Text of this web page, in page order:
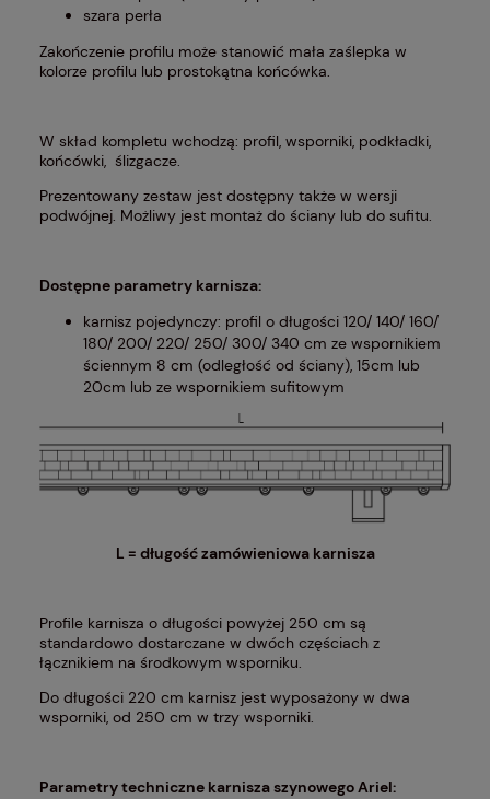
szara perła
Zakończenie profilu może stanowić mała zaślepka w
kolorze profilu lub prostokątna końcówka.
W skład kompletu wchodzą: profil, wsporniki, podkładki,
końcówki, ślizgacze.
Prezentowany zestaw jest dostępny także w wersji
podwójnej. Możliwy jest montaż do ściany lub do sufitu.
Dostępne parametry karnisza:
karnisz pojedynczy: profil o długości 120/ 140/ 160/
180/ 200/ 220/ 250/ 300/ 340 cm ze wspornikiem
ściennym 8 cm (odległość od ściany), 15cm lub
20cm lub ze wspornikiem sufitowym
L = długość zamówieniowa karnisza
Profile karnisza o długości powyżej 250 cm są
standardowo dostarczane w dwóch częściach z
łącznikiem na środkowym wsporniku.
Do długości 220 cm karnisz jest wyposażony w dwa
wsporniki, od 250 cm w trzy wsporniki.
Parametry techniczne karnisza szynowego Ariel: